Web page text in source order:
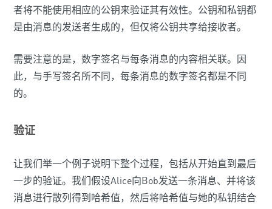
者将不能使用相应的公钥来验证其有效性。公钥和私钥都
是由消息的发送者生成的，但仅将公钥共享给接收者。
需要注意的是，数字签名与每条消息的内容相关联。因
此，与手写签名所不同，每条消息的数字签名都是不同
的。
验证
让我们举一个例子说明下整个过程，包括从开始直到最后
一步的验证。我们假设Alice向Bob发送一条消息、并将该
消息进行散列得到哈希值，然后将哈希值与她的私钥结合